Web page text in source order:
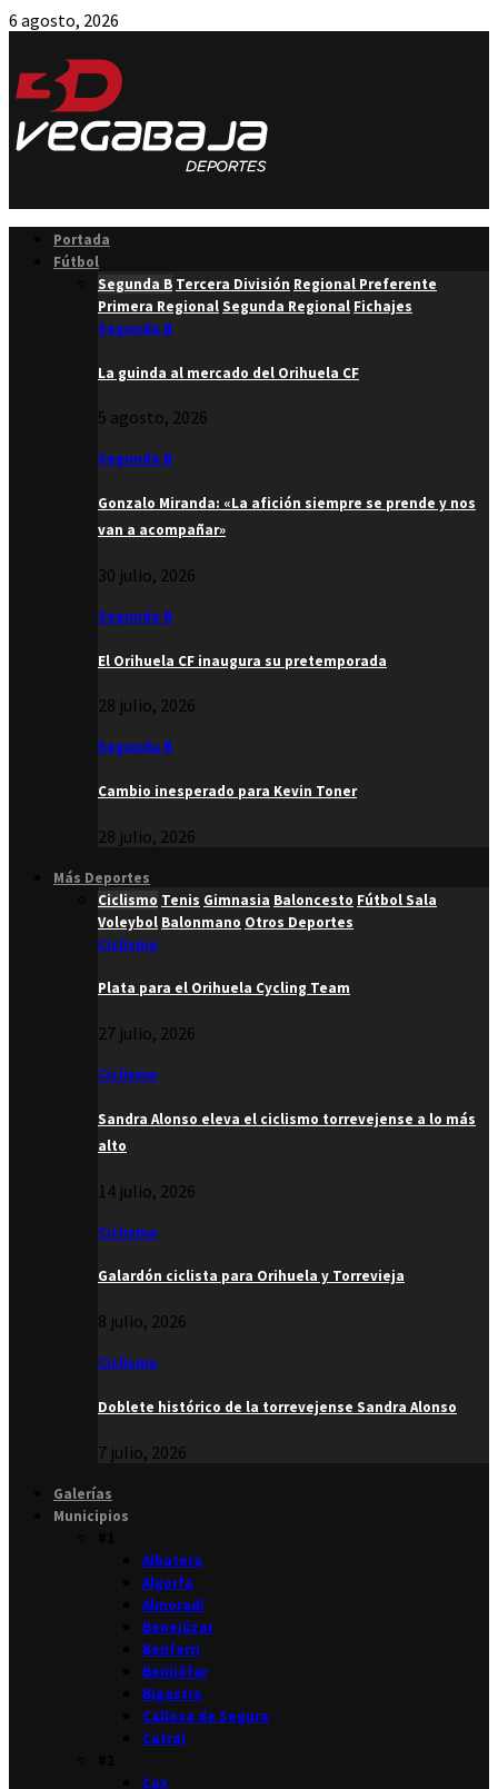
6 agosto, 2026
Portada
Fútbol
Segunda B Tercera División Regional Preferente
Primera RegionalSegunda Regional Fichajes
Segunda B
La guinda al mercado del Orihuela CF
5 agosto, 2026
Segunda B
Gonzalo Miranda: «La afición siempre se prende y nos
van a acompañar»
30 julio, 2026
Segunda B
El Orihuela CF inaugura su pretemporada
28 julio, 2026
Segunda B
Cambio inesperado para Kevin Toner
28 julio, 2026
Más Deportes
Ciclismo Tenis Gimnasia Baloncesto Fútbol Sala
Voleybol Balonmano Otros Deportes
Ciclismo
Plata para el Orihuela Cycling Team
27 julio, 2026
Ciclismo
Sandra Alonso eleva el ciclismo torrevejense a lo más
alto
14 julio, 2026
Ciclismo
Galardón ciclista para Orihuela y Torrevieja
8 julio, 2026
Ciclismo
Doblete histórico de la torrevejense Sandra Alonso
7 julio, 2026
Galerías
Municipios
Albatera
Algorfa
Almoradí
Benejúzar
Benferri
Benijófar
Bigastro
Callosa de Segura
Catral
Cox